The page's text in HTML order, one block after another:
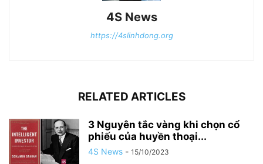
4S News
https://4slinhdong.org
RELATED ARTICLES
3 Nguyên tắc vàng khi chọn cổ
phiếu của huyền thoại...
4S News - 15/10/2023